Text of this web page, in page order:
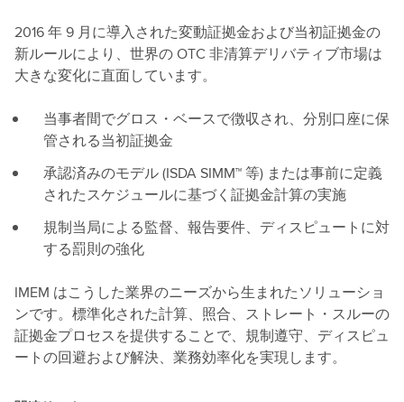
2016 年 9 月に導入された変動証拠金および当初証拠金の
新ルールにより、世界の OTC 非清算デリバティブ市場は
大きな変化に直面しています。
当事者間でグロス・ベースで徴収され、分別口座に保
管される当初証拠金
承認済みのモデル (ISDA SIMM™ 等) または事前に定義
されたスケジュールに基づく証拠金計算の実施
規制当局による監督、報告要件、ディスピュートに対
する罰則の強化
IMEM はこうした業界のニーズから生まれたソリューショ
ンです。標準化された計算、照合、ストレート・スルーの
証拠金プロセスを提供することで、規制遵守、ディスピュ
ートの回避および解決、業務効率化を実現します。